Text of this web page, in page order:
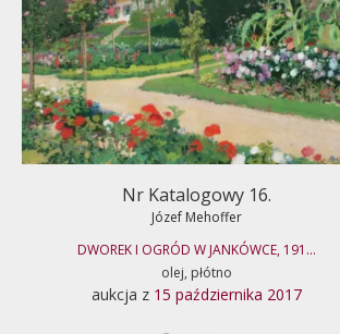
Nr Katalogowy 16.
Józef Mehoffer
DWOREK I OGRÓD W JANKÓWCE, 191...
olej, płótno
aukcja z 15 października 2017